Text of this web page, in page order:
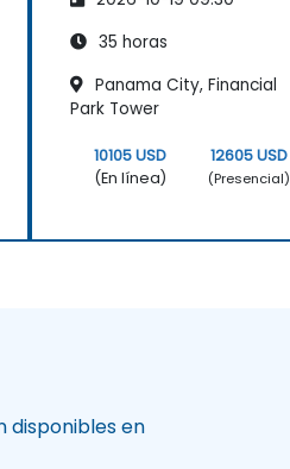
ASP.NET
35 horas
Panama City, Financial
Park Tower
10105 USD
(En línea)
12605 USD
(Presencial)
disponibles en